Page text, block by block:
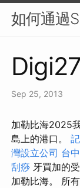
如何通過
Sep 25, 2013
加勒比海2025
島上的港口。
灣設立公司 台
刮痧 牙買加的
加勒比海。 所